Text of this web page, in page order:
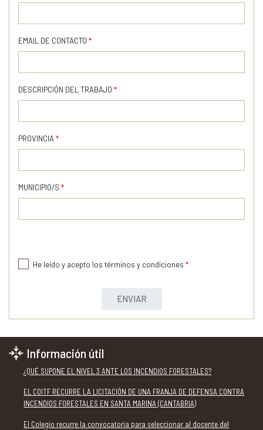
EMAIL DE CONTACTO *
DESCRIPCIÓN DEL TRABAJO *
PROVINCIA *
MUNICIPIO/S *
He leído y acepto los términos y condiciones *
ENVIAR
Información útil
¿QUÉ SUPONE EL NIVEL 3 ANTE LOS INCENDIOS FORESTALES?
EL COITF RECURRE LA LICITACIÓN DE UNA FRANJA DE DEFENSA CONTRA
INCENDIOS FORESTALES EN SANTA MARINA (CANTABRIA)
El Colegio recurre la convocatoria para seleccionar al docente del